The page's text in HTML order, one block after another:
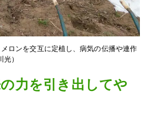
ロンを交互に定植し、病気の伝播や連作
）
の力を引き出してや